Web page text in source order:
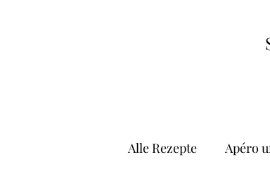
Alle Rezepte Apéro